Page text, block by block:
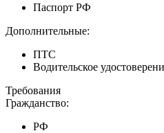
Паспорт РФ
Дополнительные:
ПТС
Водительское
Требования
Гражданство:
РФ